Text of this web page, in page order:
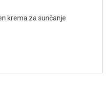
krema za sunčanje